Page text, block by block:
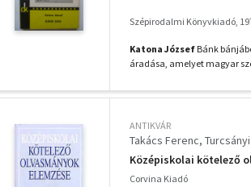
Szépirodalmi Könyvkiadó,
Katona József Bánk
áradása, amelyet magyar
ANTIKVÁR
Takács Ferenc
Középiskolai kötelező
Corvina Kiadó